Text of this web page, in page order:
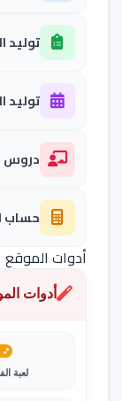
توليد
توليد
دروس
حساب
أدوات الموقع
أدوات
لعبة